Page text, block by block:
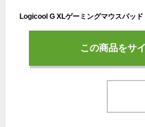
この商品をサ